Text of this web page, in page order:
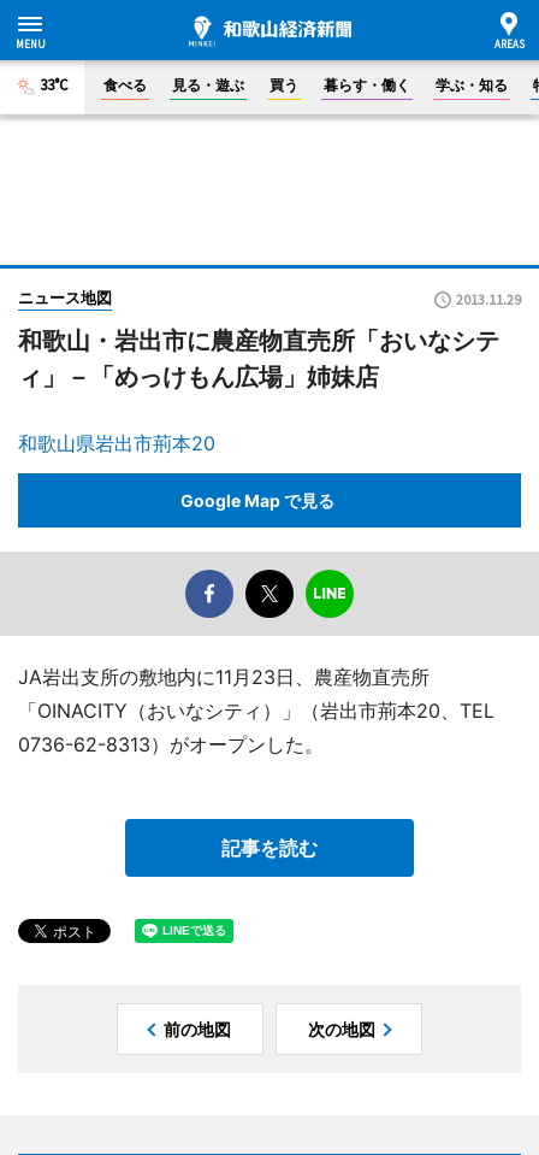
33°C 食べる 見る・遊ぶ 買う 暮らす・働く 学ぶ・知る
ニュース地図 2013.11.29
和歌山・岩出市に農産物直売所「おいなシテ
ィ」－「めっけもん広場」姉妹店
和歌山県岩出市荊本20
Google Map で見る
JA岩出支所の敷地内に11月23日、農産物直売所
「OINACITY（おいなシティ）」（岩出市荊本20、TEL
0736-62-8313）がオープンした。
記事を読む
前の地図 次の地図